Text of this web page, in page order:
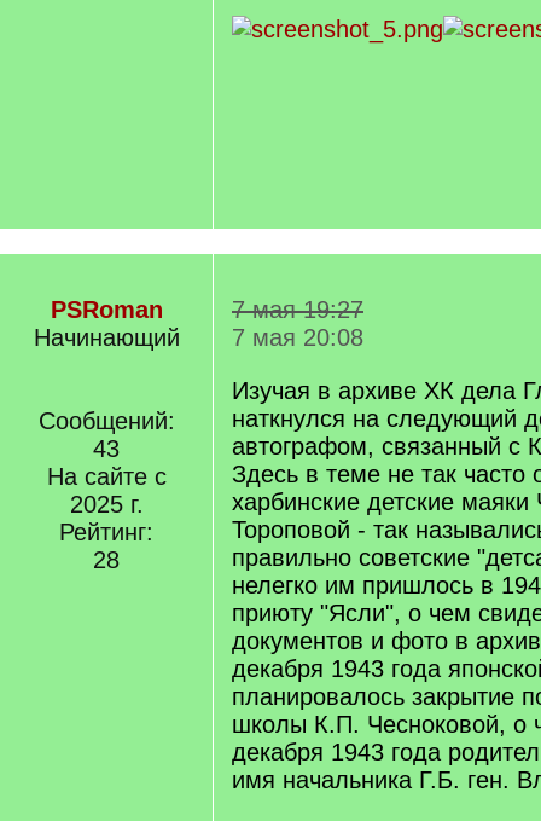
PSRoman
Начинающий
Сообщений:
43
На сайте с
2025 г.
Рейтинг:
28
7 мая 19:27
7 мая 20:08
Изучая в архиве ХК дела
наткнулся на следующий
автографом, связанный с
Здесь в теме не так часто
харбинские детские маяки
Тороповой - так
правильно советские
нелегко им пришлось в
приюту "Ясли", о чем
документов и фото в
декабря 1943 года
планировалось закрытие
школы К.П. Чесноковой, о
декабря 1943 года
имя начальника Г.Б. ген.